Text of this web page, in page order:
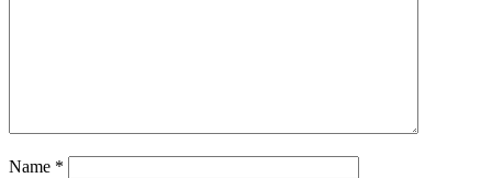
Name *